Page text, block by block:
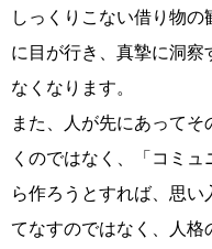
しっくりこない借り物
に目が行き、真摯に洞察
なくなります。
また、人が先にあって
くのではなく、「コミ
ら作ろうとすれば、思
てなすのではなく、人